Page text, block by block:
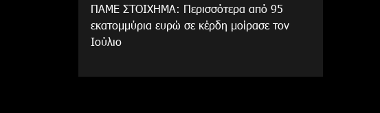
ΠΑΜΕ ΣΤΟΙΧΗΜΑ: Περισσότερα από 95
εκατομμύρια ευρώ σε κέρδη μοίρασε τον
Ιούλιο